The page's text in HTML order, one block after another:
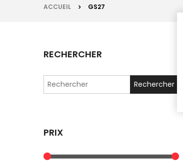
ACCUEIL GS27
RECHERCHER
Search
for:
PRIX